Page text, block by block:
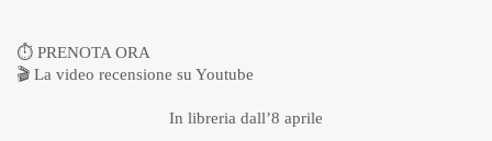
⏱ PRENOTA ORA
🎬 La video recensione su Youtube
In libreria dall’8 aprile